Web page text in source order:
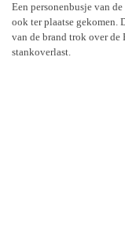
Een personenbusje van
ook ter plaatse gekomen.
van de brand trok over de
stankoverlast.